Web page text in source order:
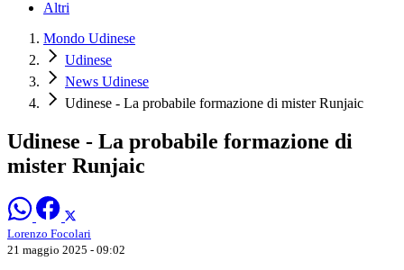
Altri
Mondo Udinese
Udinese
News Udinese
Udinese - La probabile formazione di mister Runjaic
Udinese - La probabile formazione di
mister Runjaic
Lorenzo Focolari
21 maggio 2025 - 09:02